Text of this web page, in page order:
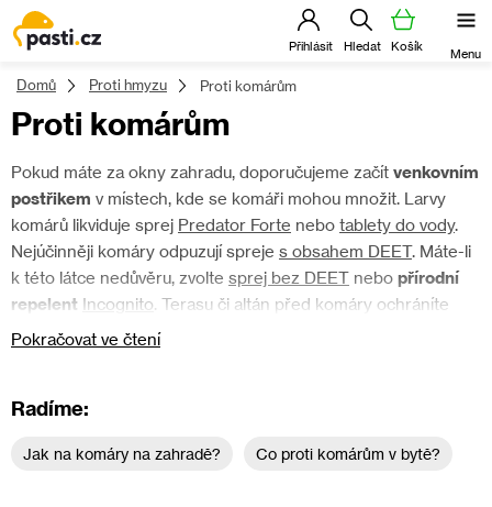
Přejít
na
obsah
Domů Proti hmyzu Proti komárům
Proti komárům
Pokud máte za okny zahradu, doporučujeme začít venkovním
postřikem v místech, kde se komáři mohou množit. Larvy
komárů likviduje sprej Predator Forte nebo tablety do vody.
Nejúčinněji komáry odpuzují spreje s obsahem DEET. Máte-li
k této látce nedůvěru, zvolte sprej bez DEET nebo přírodní
repelent Incognito. Terasu či altán před komáry ochráníte
nejlépe
UV lampou , pokoje v bytě pak
Pokračovat ve čtení
Radíme
Jak na komáry na zahradě? Co proti komárům v bytě?